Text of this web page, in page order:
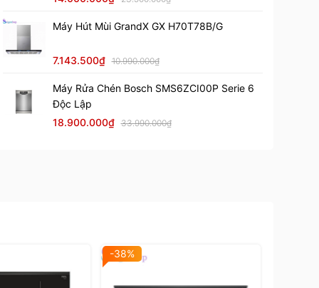
Máy Hút Mùi GrandX GX H70T78B/G
7.143.500₫ 10.990.000₫
Máy Rửa Chén Bosch SMS6ZCI00P Serie 6
Độc Lập
18.900.000₫ 33.990.000₫
-38%